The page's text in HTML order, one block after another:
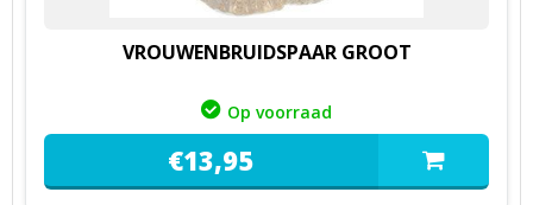
VROUWENBRUIDSPAAR GROOT
Op voorraad
€13,95